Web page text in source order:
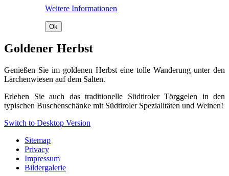
Weitere Informationen
Ok
Goldener Herbst
Genießen Sie im goldenen Herbst eine tolle Wanderung unter den
Lärchenwiesen auf dem Salten.
Erleben Sie auch das traditionelle Südtiroler Törggelen in den
typischen Buschenschänke mit Südtiroler Spezialitäten und Weinen!
Switch to Desktop Version
Sitemap
Privacy
Impressum
Bildergalerie